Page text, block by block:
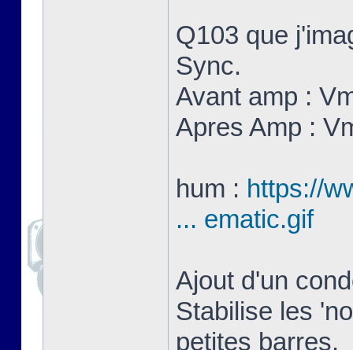
Q103 que
Sync.
Avant amp :
Apres Amp :
hum : https://
... ematic.gif
Ajout d'un
Stabilise les
petites barres.